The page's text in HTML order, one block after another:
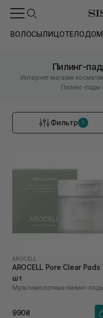
ВОЛОСЫЛИЦОТЕЛОДОМ
Пилинг-
Интернет магазин
Пилинг-пады
Фильтр 1
AROCELL
AROCELL Pore Clear Pads
шт
Мультикислотные пилинг-
990₴